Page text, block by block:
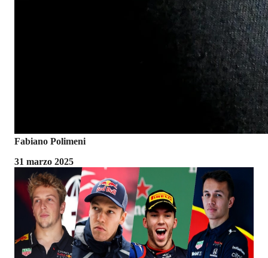
Fabiano Polimeni
31 marzo 2025